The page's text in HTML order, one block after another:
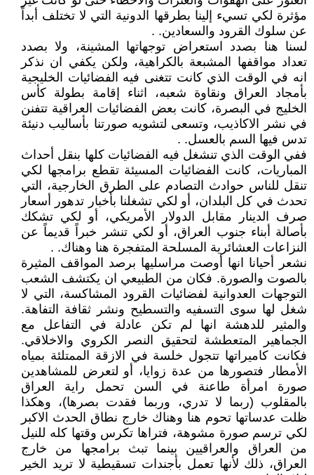
مؤثرة لكي تسيء إلينا بطرقها الدونية التي لا تختلف أبداً
عن سلوك القرود والسعادين. .
لسنا هنا بصدد استعراض توجهاتها المشينة، ولا بصدد
تعداد مواقفها المشبعة بالكراهية، ولكن يكفي ان نذكر
انه في الوقت الذي كانت تتغنى فيه الفضائيات الخليجية
بأمجاد العراق ونقاوة شعبه، اثناء إقامة بطولة كأس
الخليج في البصرة، كانت بعض الفضائيات العراقية تتفنن
في نشر الاكاذيب، وتسعى لتشويه صورتنا بأساليب دنيئة
تدس فيها السم بالعسل. .
ففي الوقت الذي تنشغل فيه الفضائيات كلها بنقل أحداث
المباريات، كانت الفضائيات المسيئة تقطع برامجها لكي
تنقل للناس حوادث التصادم على الطرق الخارجية، التي
تحدث في كل البلدان، أو لكي تشغلنا بأخبار تدهور أسعار
صرف الدينار مقابل الدولار الأمريكي، أو لكي تشكك
بأصالة أبناء جنوب العراق، أو لكي تنشر خبراً قديماً عن
النزاعات العشائرية المسلحة المتفجرة هنا وهناك. .
نشعر أحيانا انها أوصت مراسليها برصد المواقف المثيرة
بالصوت والصورة. فكان من الطبيعي ان يكتشف الشعب
التوجهات العدوانية لفضائيات القرود المشاكسة، التي لا
شغل لها سوى التسفيه والتسطيح ونشر ثقافة التفاهة.
والمثير للدهشة انها لم تكن عادلة في التفاعل مع
الجماهير المتعطشة لتحقيق النصر الكروي والاخلاقي.
فكانت كاميراتها تتجول خلسة في الازقة الممتلئة بمياه
الأمطار فتصورها من عدة زوايا، أو لتعرض للمشاهدين
صورة امرأة طاعنة في السن تحمل راية العراق
بالمقلوب (ربما لا تدري، وربما فقدت بصرها)، وهكذا
ظلت عدساتها تحوم هنا وهناك خارج نطاق الحدث الاكبر
لكي ترسم صورة مشوهة، فتراها تكرس وقتها كله للنيل
من العراق والعراقيين بينما تبث برامجها من خارج
العراق، ذلك لأنها تعمل بأجندات تسقيطية لا تريد الخير